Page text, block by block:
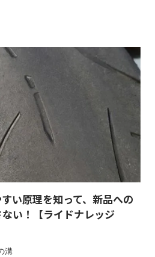
い原理を知って、新品への
い！【ライドナレッジ
溝